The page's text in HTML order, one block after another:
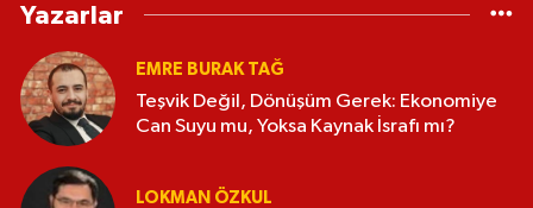
Yazarlar
EMRE BURAK TAĞ
Teşvik Değil, Dönüşüm Gerek: Ekonomiye
Can Suyu mu, Yoksa Kaynak İsrafı mı?
LOKMAN ÖZKUL